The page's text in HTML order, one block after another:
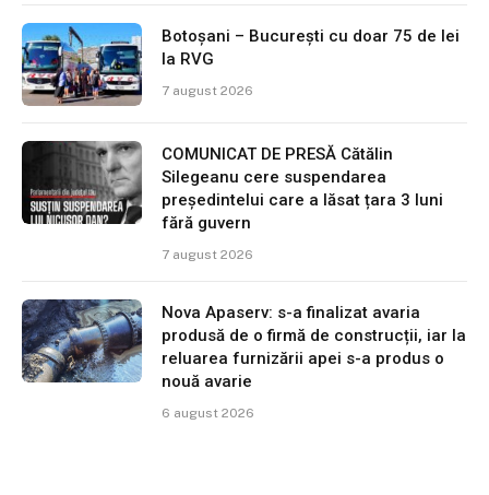
Botoșani – București cu doar 75 de lei
la RVG
7 august 2026
COMUNICAT DE PRESĂ Cătălin
Silegeanu cere suspendarea
președintelui care a lăsat țara 3 luni
fără guvern
7 august 2026
Nova Apaserv: s-a finalizat avaria
produsă de o firmă de construcții, iar la
reluarea furnizării apei s-a produs o
nouă avarie
6 august 2026